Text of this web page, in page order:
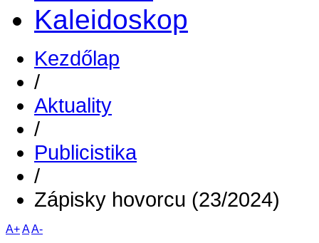
Kaleidoskop
Kezdőlap
/
Aktuality
/
Publicistika
/
Zápisky hovorcu (23/2024)
A+AA-